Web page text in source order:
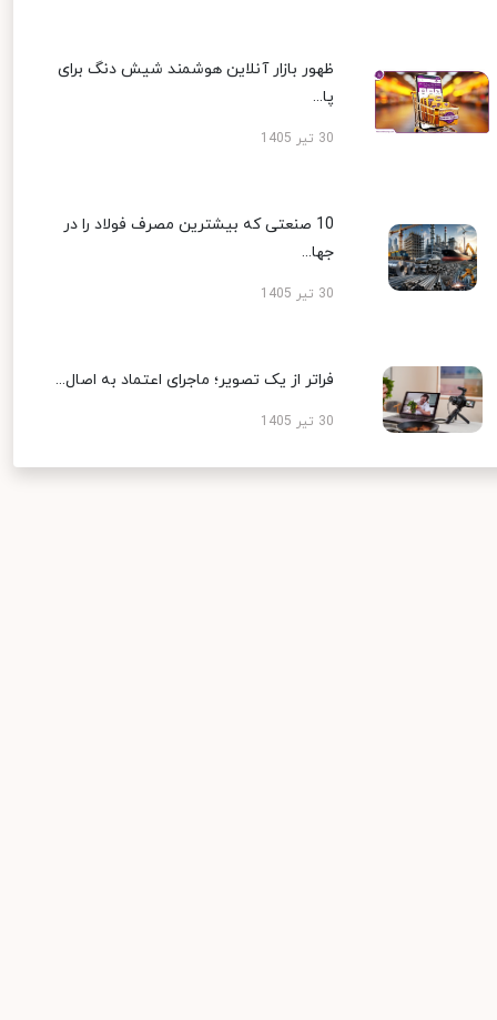
ظهور بازار آنلاین هوشمند شیش دنگ برای
پا...
30 تیر 1405
10 صنعتی که بیشترین مصرف فولاد را در
جها...
30 تیر 1405
فراتر از یک تصویر؛ ماجرای اعتماد به اصال...
30 تیر 1405